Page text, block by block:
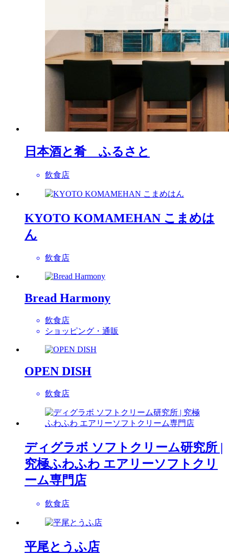
日本酒と肴 ふるさと
飲食店
KYOTO KOMAMEHAN こまめは
ん
飲食店
Bread Harmony
飲食店
ショッピング・通販
OPEN DISH
飲食店
ディグラボ ソフトクリーム研究所 |
究極ふわふわ エアリーソフトクリ
ーム専門店
飲食店
平尾とうふ店